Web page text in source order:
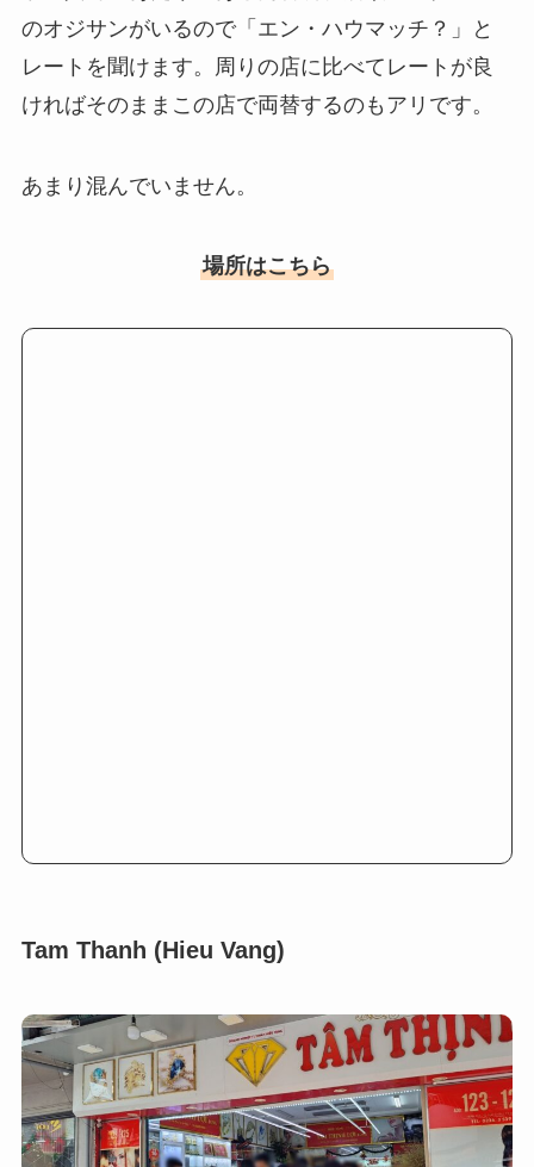
のオジサンがいるので「エン・ハウマッチ？」と
レートを聞けます。周りの店に比べてレートが良
ければそのままこの店で両替するのもアリです。
あまり混んでいません。
場所はこちら
Tam Thanh (Hieu Vang)